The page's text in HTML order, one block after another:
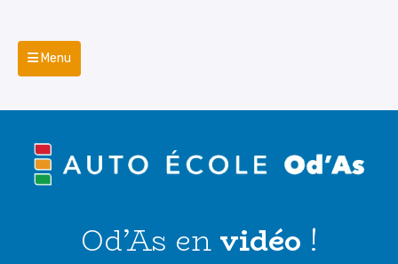
Menu
Od’As en vidéo !